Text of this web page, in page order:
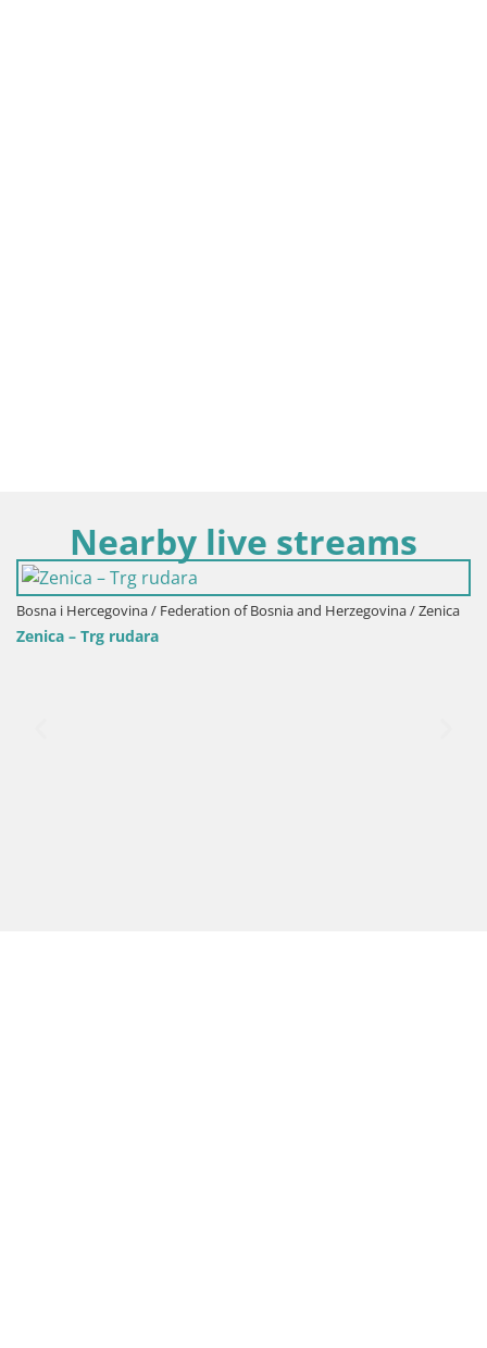
Nearby live streams
and Herzegovina / Zenica Bosna i Hercegovina / Federation of